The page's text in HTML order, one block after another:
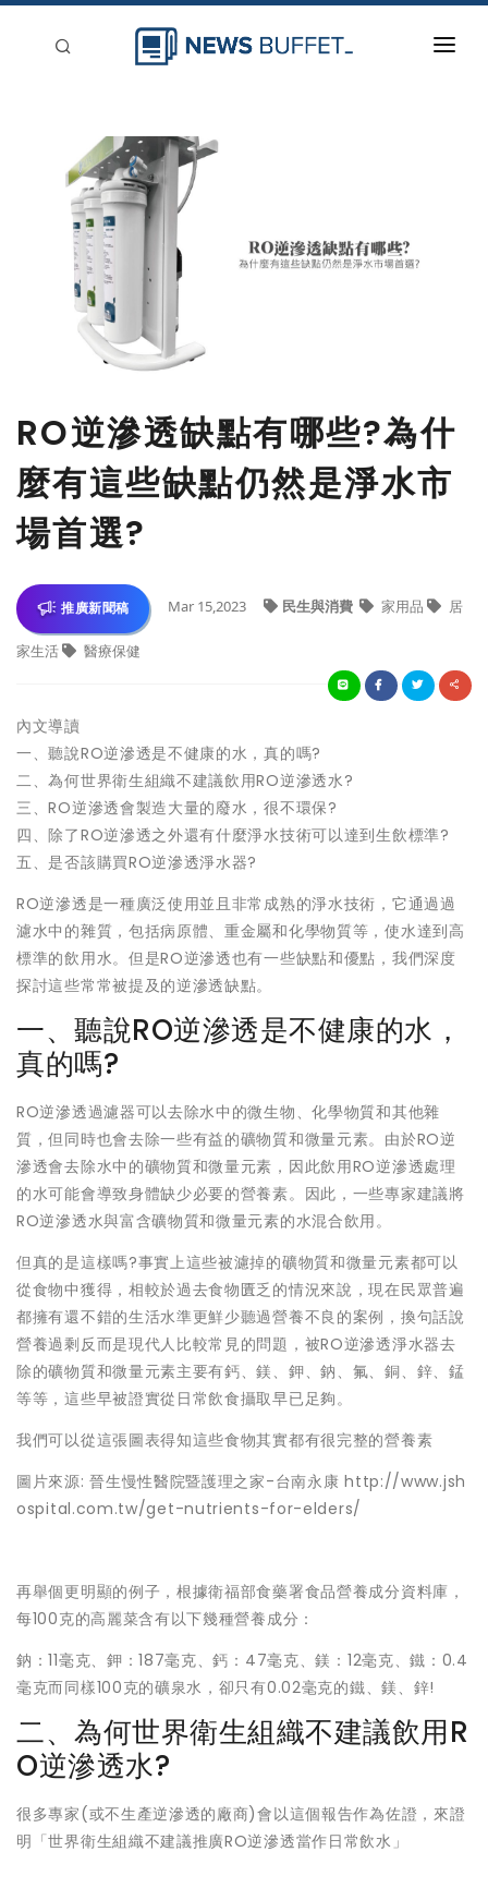
新聞稿分類
登入
刊登
RO逆滲透缺點有哪些?為什
麼有這些缺點仍然是淨水市
場首選?
推廣新聞稿 Mar 15,2023 民生與消費 家用品 居
家生活 醫療保健
內文導讀
一、聽說RO逆滲透是不健康的水，真的嗎?
二、為何世界衛生組織不建議飲用RO逆滲透水?
三、RO逆滲透會製造大量的廢水，很不環保?
四、除了RO逆滲透之外還有什麼淨水技術可以達到生飲標準?
五、是否該購買RO逆滲透淨水器?
RO逆滲透是一種廣泛使用並且非常成熟的淨水技術，它通過過
濾水中的雜質，包括病原體、重金屬和化學物質等，使水達到高
標準的飲用水。但是RO逆滲透也有一些缺點和優點，我們深度
探討這些常常被提及的逆滲透缺點。
一、聽說RO逆滲透是不健康的水，
真的嗎?
RO逆滲透過濾器可以去除水中的微生物、化學物質和其他雜
質，但同時也會去除一些有益的礦物質和微量元素。由於RO逆
滲透會去除水中的礦物質和微量元素，因此飲用RO逆滲透處理
的水可能會導致身體缺少必要的營養素。因此，一些專家建議將
RO逆滲透水與富含礦物質和微量元素的水混合飲用。
但真的是這樣嗎?事實上這些被濾掉的礦物質和微量元素都可以
從食物中獲得，相較於過去食物匱乏的情況來說，現在民眾普遍
都擁有還不錯的生活水準更鮮少聽過營養不良的案例，換句話說
營養過剩反而是現代人比較常見的問題，被RO逆滲透淨水器去
除的礦物質和微量元素主要有鈣、鎂、鉀、鈉、氟、銅、鋅、錳
等等，這些早被證實從日常飲食攝取早已足夠。
我們可以從這張圖表得知這些食物其實都有很完整的營養素
圖片來源: 晉生慢性醫院暨護理之家-台南永康 http://www.jsh
ospital.com.tw/get-nutrients-for-elders/
再舉個更明顯的例子，根據衛福部食藥署食品營養成分資料庫，
每100克的高麗菜含有以下幾種營養成分：
鈉：11毫克、鉀：187毫克、鈣：47毫克、鎂：12毫克、鐵：0.4
毫克而同樣100克的礦泉水，卻只有0.02毫克的鐵、鎂、鋅!
二、為何世界衛生組織不建議飲用R
O逆滲透水?
很多專家(或不生產逆滲透的廠商)會以這個報告作為佐證，來證
明「世界衛生組織不建議推廣RO逆滲透當作日常飲水」